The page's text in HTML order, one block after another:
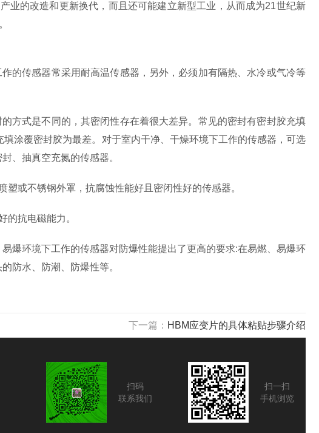
业的改造和更新换代，而且还可能建立新型工业，从而成为21世纪新
传感器常采用耐高温传感器，另外，必须加有隔热、水冷或气冷等
式是不同的，其密闭性存在着很大差异。常见的密封有密封胶充填
涂覆密封胶为最差。对于室内干净、干燥环境下工作的传感器，可选
、抽真空充氮的传感器。
或不锈钢外罩，抗腐蚀性能好且密闭性好的传感器。
抗电磁能力。
环境下工作的传感器对防爆性能提出了更高的要求:在易燃、易爆环
防水、防潮、防爆性等。
下一篇： HBM应变片的具体粘贴步骤介绍
扫码
联系我们
扫一扫
手机浏览